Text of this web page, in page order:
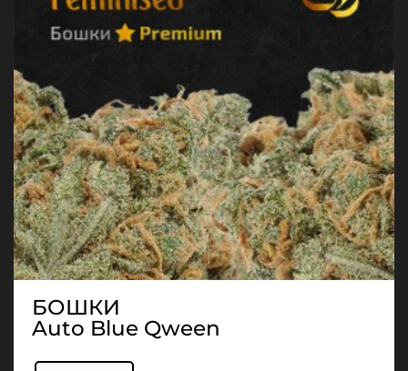
БОШКИ
Auto Blue Qween